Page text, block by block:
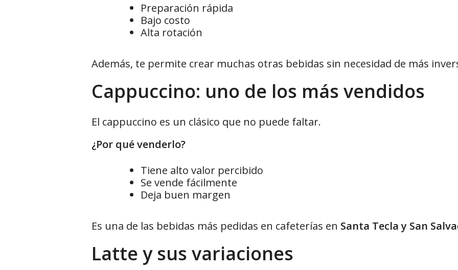
Preparación rápida
Bajo costo
Alta rotación
Además, te permite crear muchas otras bebidas sin necesidad de más
Cappuccino: uno de los más vendidos
El cappuccino es un clásico que no puede faltar.
¿Por qué venderlo?
Tiene alto valor percibido
Se vende fácilmente
Deja buen margen
Es una de las bebidas más pedidas en cafeterías en Santa Tecla y San
Latte y sus variaciones